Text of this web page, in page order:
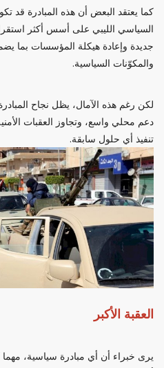
كما يعتقد البعض أن هذه المبادرة قد
السياسي الليبي على أسس أكثر
جديدة وإعادة هيكلة المؤسسات بما
والمكوّنات السياسية.
لكن رغم هذه الآمال، يظل نجاح
دعم محلي واسع، وتجاوز العقبات
تنفيذ أي حلول سابقة.
العقبة الأكبر
يرى خبراء أن أي مبادرة سياسية،